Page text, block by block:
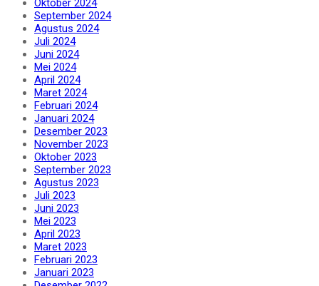
Oktober 2024
September 2024
Agustus 2024
Juli 2024
Juni 2024
Mei 2024
April 2024
Maret 2024
Februari 2024
Januari 2024
Desember 2023
November 2023
Oktober 2023
September 2023
Agustus 2023
Juli 2023
Juni 2023
Mei 2023
April 2023
Maret 2023
Februari 2023
Januari 2023